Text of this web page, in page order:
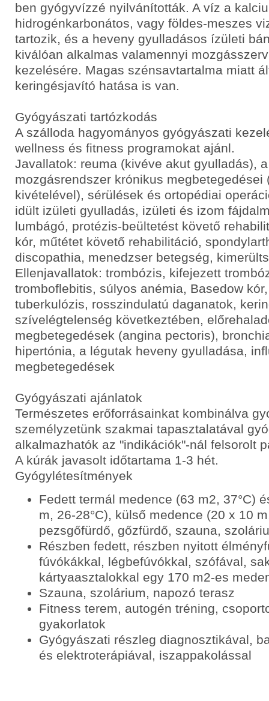
ben gyógyvízzé nyilvánították. A víz a
hidrogénkarbonátos, vagy földes-meszes
tartozik, és a heveny gyulladásos ízületi
kiválóan alkalmas valamennyi
kezelésére. Magas szénsavtartalma miatt
keringésjavító hatása is van.
Gyógyászati tartózkodás
A szálloda hagyományos gyógyászati
wellness és fitness programokat ajánl.
Javallatok: reuma (kivéve akut gyulladás),
mozgásrendszer krónikus megbetegedései
kivételével), sérülések és ortopédiai
idült izületi gyulladás, izületi és izom
lumbágó, protézis-beültetést követő
kór, műtétet követő rehabilitáció,
discopathia, menedzser betegség,
Ellenjavallatok: trombózis, kifejezett
tromboflebitis, súlyos anémia, Basedow
tuberkulózis, rosszindulatú daganatok,
szívelégtelenség következtében,
megbetegedések (angina pectoris),
hipertónia, a légutak heveny gyulladása,
megbetegedések
Gyógyászati ajánlatok
Természetes erőforrásainkat kombinálva
személyzetünk szakmai tapasztalatával
alkalmazhatók az "indikációk"-nál felsorolt
A kúrák javasolt időtartama 1-3 hét.
Gyógylétesítmények
Fedett termál medence (63 m2, 37°C)
m, 26-28°C), külső medence (20 x 10
pezsgőfürdő, gőzfürdő, szauna,
Részben fedett, részben nyitott
fúvókákkal, légbefúvókkal, szófával,
kártyaasztalokkal egy 170 m2-es
Szauna, szolárium, napozó terasz
Fitness terem, autogén tréning,
gyakorlatok
Gyógyászati részleg diagnosztikával,
és elektroterápiával, iszappakolással